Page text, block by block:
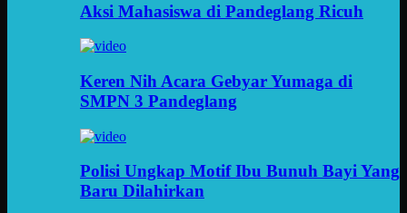
Aksi Mahasiswa di Pandeglang Ricuh
Keren Nih Acara Gebyar Yumaga di
SMPN 3 Pandeglang
Polisi Ungkap Motif Ibu Bunuh Bayi Yang
Baru Dilahirkan